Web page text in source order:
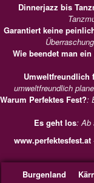
Dinnerjazz bis
Garantiert keine
Wie beendet man
Umweltfreundlich
umweltfreundlich
Warum Perfektes Fest?:
Es geht los: Ab
www.perfektesfest.at
Burgenland